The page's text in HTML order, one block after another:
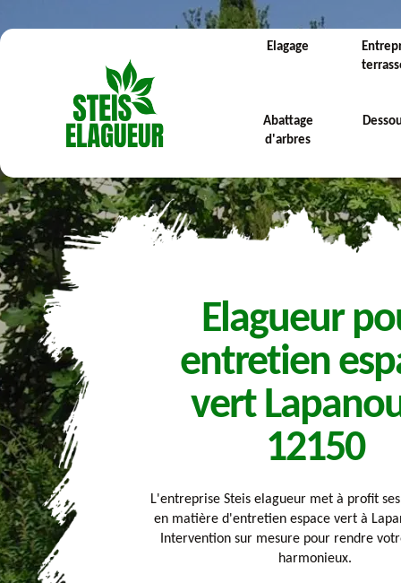
Elagage
Abattage
d'arbres
Elagueur
entretien
vert
12150
L'entreprise Steis elagueur met à profit
en matière d'entretien espace vert à
Intervention sur mesure pour rendre
harmonieux.